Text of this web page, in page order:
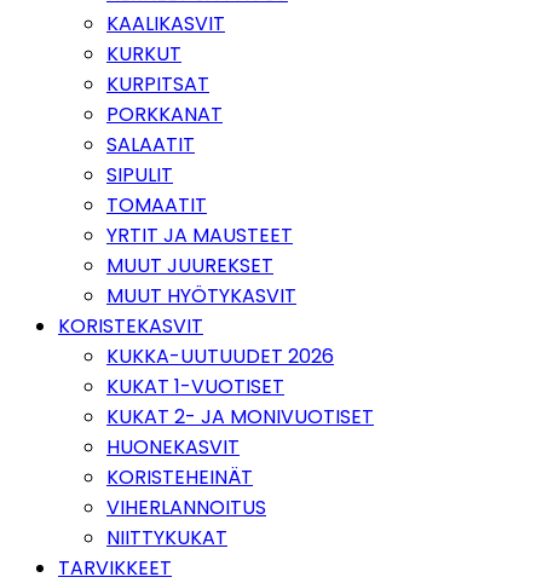
KAALIKASVIT
KURKUT
KURPITSAT
PORKKANAT
SALAATIT
SIPULIT
TOMAATIT
YRTIT JA MAUSTEET
MUUT JUUREKSET
MUUT HYÖTYKASVIT
KORISTEKASVIT
KUKKA-UUTUUDET 2026
KUKAT 1-VUOTISET
KUKAT 2- JA MONIVUOTISET
HUONEKASVIT
KORISTEHEINÄT
VIHERLANNOITUS
NIITTYKUKAT
TARVIKKEET